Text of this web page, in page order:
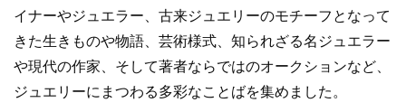
イナーやジュエラー、古来ジュエリーのモチーフとなって
きた生きものや物語、芸術様式、知られざる名ジュエラー
や現代の作家、そして著者ならではのオークションなど、
ジュエリーにまつわる多彩なことばを集めました。